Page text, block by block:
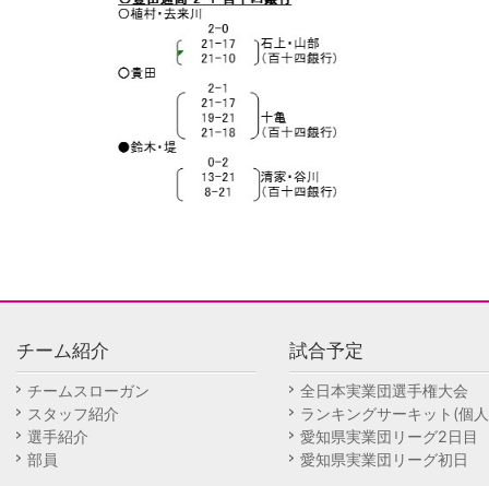
チーム紹介
チームスローガン
スタッフ紹介
選手紹介
部員
試合予定
全日本実業団選手権大会
ランキングサーキット(個
愛知県実業団リーグ2日目
愛知県実業団リーグ初日